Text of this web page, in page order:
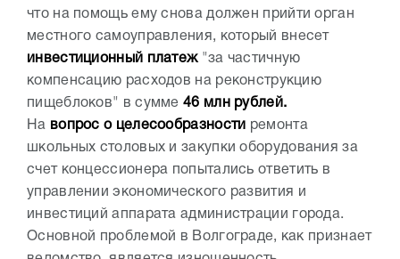
что на помощь ему снова должен прийти орган
местного самоуправления, который внесет
инвестиционный платеж"за частичную
компенсацию расходов на реконструкцию
пищеблоков" в сумме46 млн рублей.
На вопрос о целесообразности
ремонта
школьных столовых и закупки оборудования за
счет концессионера попытались ответить в
управлении экономического развития и
инвестиций аппарата администрации города.
Основной проблемой в Волгограде, как признает